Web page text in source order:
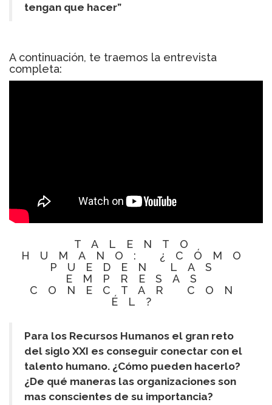
tengan que hacer”
A continuación, te traemos la entrevista
completa:
TALENTO
HUMANO: ¿CÓMO
PUEDEN LAS
EMPRESAS
CONECTAR CON
ÉL?
Para los Recursos Humanos el gran reto
del siglo XXI es conseguir conectar con el
talento humano. ¿Cómo pueden hacerlo?
¿De qué maneras las organizaciones son
mas conscientes de su importancia?